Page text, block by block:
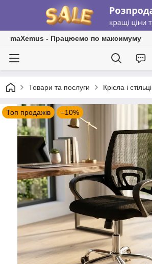
maXemus - Працюємо по максимуму
Товари та послуги Крісла і стільці
Топ продажів –10%